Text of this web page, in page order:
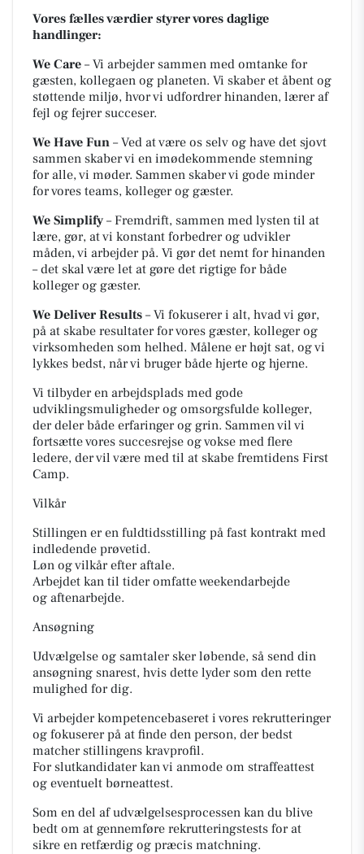
Vores fælles værdier styrer vores daglige
handlinger:
We Care – Vi arbejder sammen med omtanke for
gæsten, kollegaen og planeten. Vi skaber et åbent og
støttende miljø, hvor vi udfordrer hinanden, lærer af
fejl og fejrer succeser.
We Have Fun – Ved at være os selv og have det sjovt
sammen skaber vi en imødekommende stemning
for alle, vi møder. Sammen skaber vi gode minder
for vores teams, kolleger og gæster.
We Simplify – Fremdrift, sammen med lysten til at
lære, gør, at vi konstant forbedrer og udvikler
måden, vi arbejder på. Vi gør det nemt for hinanden
– det skal være let at gøre det rigtige for både
kolleger og gæster.
We Deliver Results – Vi fokuserer i alt, hvad vi gør,
på at skabe resultater for vores gæster, kolleger og
virksomheden som helhed. Målene er højt sat, og vi
lykkes bedst, når vi bruger både hjerte og hjerne.
Vi tilbyder en arbejdsplads med gode
udviklingsmuligheder og omsorgsfulde kolleger,
der deler både erfaringer og grin. Sammen vil vi
fortsætte vores succesrejse og vokse med flere
ledere, der vil være med til at skabe fremtidens First
Camp.
Vilkår
Stillingen er en fuldtidsstilling på fast kontrakt med
indledende prøvetid.
Løn og vilkår efter aftale.
Arbejdet kan til tider omfatte weekendarbejde
og aftenarbejde.
Ansøgning
Udvælgelse og samtaler sker løbende, så send din
ansøgning snarest, hvis dette lyder som den rette
mulighed for dig.
Vi arbejder kompetencebaseret i vores rekrutteringer
og fokuserer på at finde den person, der bedst
matcher stillingens kravprofil.
For slutkandidater kan vi anmode om straffeattest
og eventuelt børneattest.
Som en del af udvælgelsesprocessen kan du blive
bedt om at gennemføre rekrutteringstests for at
sikre en retfærdig og præcis matchning.